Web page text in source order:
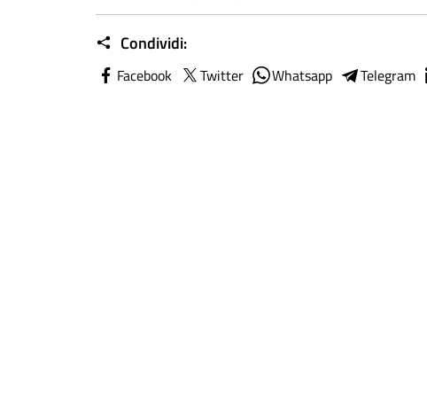
Condividi:
Facebook Twitter Whatsapp Telegram